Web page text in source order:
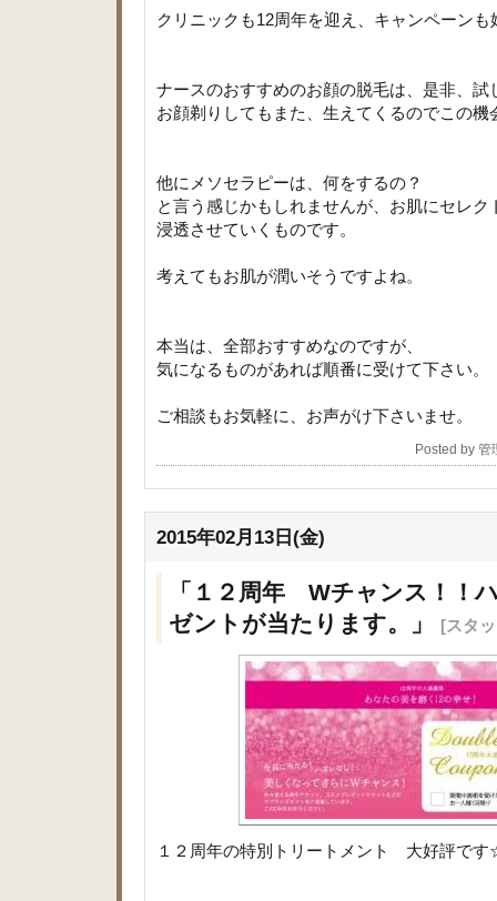
クリニックも12周年を迎え、キャンペーンも
ナースのおすすめのお顔の脱毛は、是非、試
お顔剃りしてもまた、生えてくるのでこの
他にメソセラピーは、何をするの？
と言う感じかもしれませんが、お肌にセレク
浸透させていくものです。
考えてもお肌が潤いそうですよね。
本当は、全部おすすめなのですが、
気になるものがあれば順番に受けて下さい。
ご相談もお気軽に、お声がけ下さいませ。
Posted by
2015年02月13日(金)
「１２周年 Wチャンス！！
ゼントが当たります。」
[スタ
１２周年の特別トリートメント 大好評で